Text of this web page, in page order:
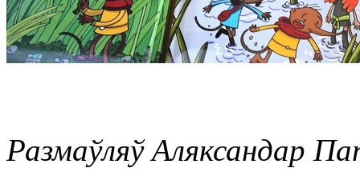
Размаўляў Аляксандар